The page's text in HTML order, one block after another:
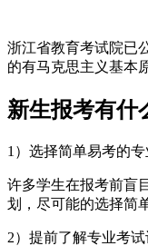
浙江省教育考试院已
的有马克思主义基本
新生报考有什
1）选择简单易考的专
许多学生在报考前盲
划，尽可能的选择简
2）提前了解专业考试